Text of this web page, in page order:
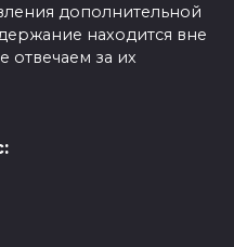
дополнительной
находится вне
отвечаем за их